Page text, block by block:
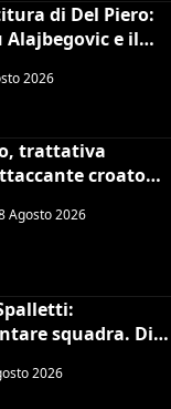
di Del Piero:
Alajbegovic e il
il ritorno in alto
2026
trattativa
croato
Agosto 2026
squadra. Di
possono
2026